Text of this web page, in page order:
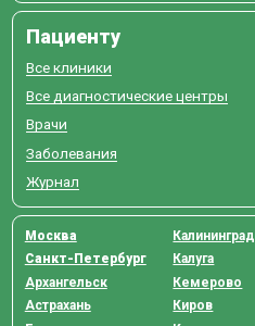
Пациенту
Все клиники
Все диагностические центры
Врачи
Заболевания
Журнал
Москва
Санкт-Петербург
Архангельск
Астрахань
Калининград
Калуга
Кемерово
Киров